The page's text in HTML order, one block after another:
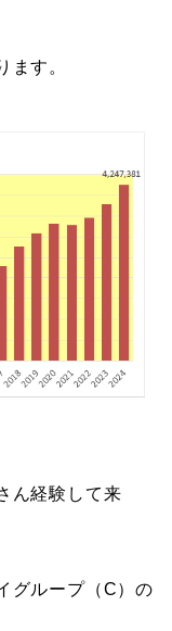
ます。
ん経験して来
グループ（C）の